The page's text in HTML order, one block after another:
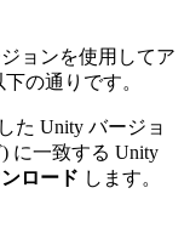
ョンを使用してア
の通りです。
た Unity バージョ
に一致する Unity
ロード します。